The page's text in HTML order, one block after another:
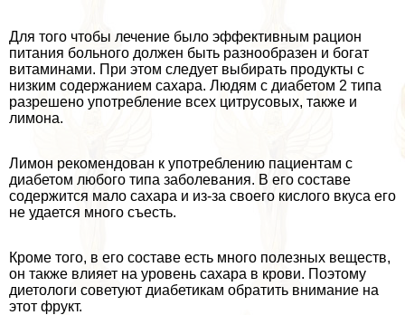
Для того чтобы лечение было эффективным рацион
питания больного должен быть разнообразен и богат
витаминами. При этом следует выбирать продукты с
низким содержанием сахара. Людям с диабетом 2 типа
разрешено употрeбление всех цитрусовых, также и
лимона.
Лимон рекомендован к употрeблению пациентам с
диабетом любого типа заболевания. В его составе
содержится мало сахара и из-за своего кислого вкуса его
не удается много съесть.
Кроме того, в его составе есть много полезных веществ,
он также влияет на уровень сахара в крови. Поэтому
диетологи советуют диабетикам обратить внимание на
этот фрукт.